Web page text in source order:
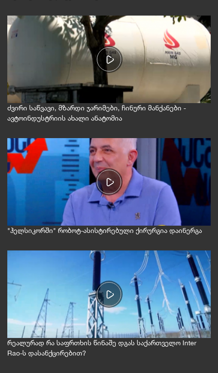
ძვირი საწვავი, მზარდი ჯარიმები, ჩინური მანქანები -
ავტოინდუსტრიის ახალი ანატომია
"ჰელსიკორში" რობოტ-ასისტირებული ქირურგია დაინერგა
რეალურად რა საფრთხის წინაშე დგას საქართველო Inter
Rao-ს დასანქცირებით?